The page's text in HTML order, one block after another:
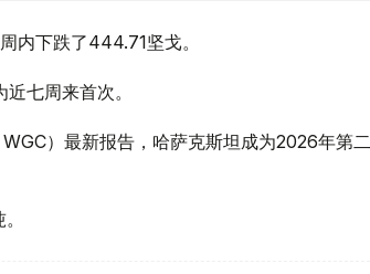
内下跌了444.71坚戈。
七周来首次。
）最新报告，哈萨克斯坦成为2026年第二